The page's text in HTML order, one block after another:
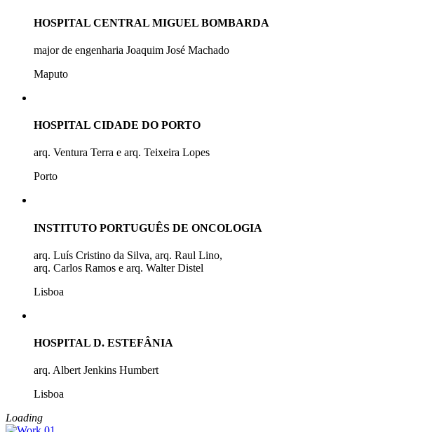
HOSPITAL CENTRAL MIGUEL BOMBARDA
major de engenharia Joaquim José Machado
Maputo
HOSPITAL CIDADE DO PORTO
arq. Ventura Terra e arq. Teixeira Lopes
Porto
INSTITUTO PORTUGUÊS DE ONCOLOGIA
arq. Luís Cristino da Silva, arq. Raul Lino,
arq. Carlos Ramos e arq. Walter Distel
Lisboa
HOSPITAL D. ESTEFÂNIA
arq. Albert Jenkins Humbert
Lisboa
Loading